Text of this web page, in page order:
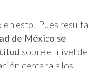
en esto! Pues resulta
de México se
sobre el nivel del
cercana a los